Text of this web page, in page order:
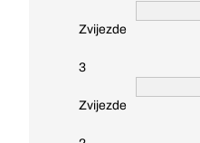
Zvijezde
3
Zvijezde